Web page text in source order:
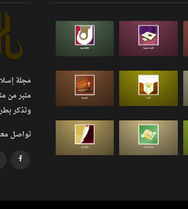
مجلة
منبر من
وتذكر
تواصل